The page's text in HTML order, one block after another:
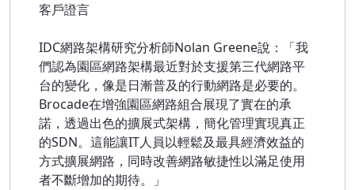
客戶證言
IDC網路架構研究分析師Nolan Greene說：「我
們認為園區網路架構最近對於支援第三代網路平
台的變化，像是日漸普及的行動網路是必要的。
Brocade在增強園區網路組合展現了實在的承
諾，透過出色的擴展式架構，簡化管理實現真正
的SDN。這能讓IT人員以輕鬆及最具經濟效益的
方式擴展網路，同時改善網路敏捷性以滿足使用
者不斷增加的期待。」